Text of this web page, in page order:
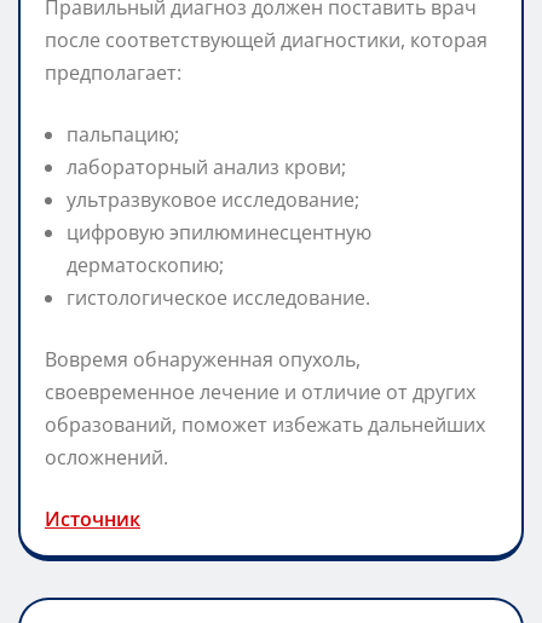
Правильный диагноз должен поставить врач
после соответствующей диагностики, которая
предполагает:
пальпацию;
лабораторный анализ крови;
ультразвуковое исследование;
цифровую эпилюминесцентную
дерматоскопию;
гистологическое исследование.
Вовремя обнаруженная опухоль,
своевременное лечение и отличие от других
образований, поможет избежать дальнейших
осложнений.
Источник